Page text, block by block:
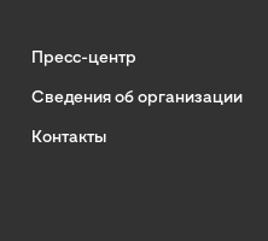
Пресс-центр
Сведения об организации
Контакты